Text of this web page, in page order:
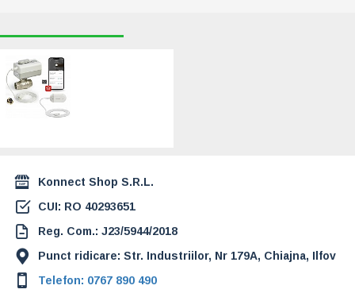
Konnect Shop S.R.L.
CUI: RO 40293651
Reg. Com.: J23/5944/2018
Punct ridicare: Str. Industriilor, Nr 179A, Chiajna, Ilfov
Telefon: 0767 890 490